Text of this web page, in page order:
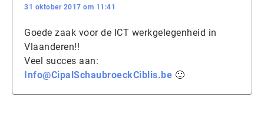
31 oktober 2017 om 11:41
Goede zaak voor de ICT werkgelegenheid in
Vlaanderen!!
Veel succes aan:
Info@CipalSchaubroeckCiblis.be 🙂